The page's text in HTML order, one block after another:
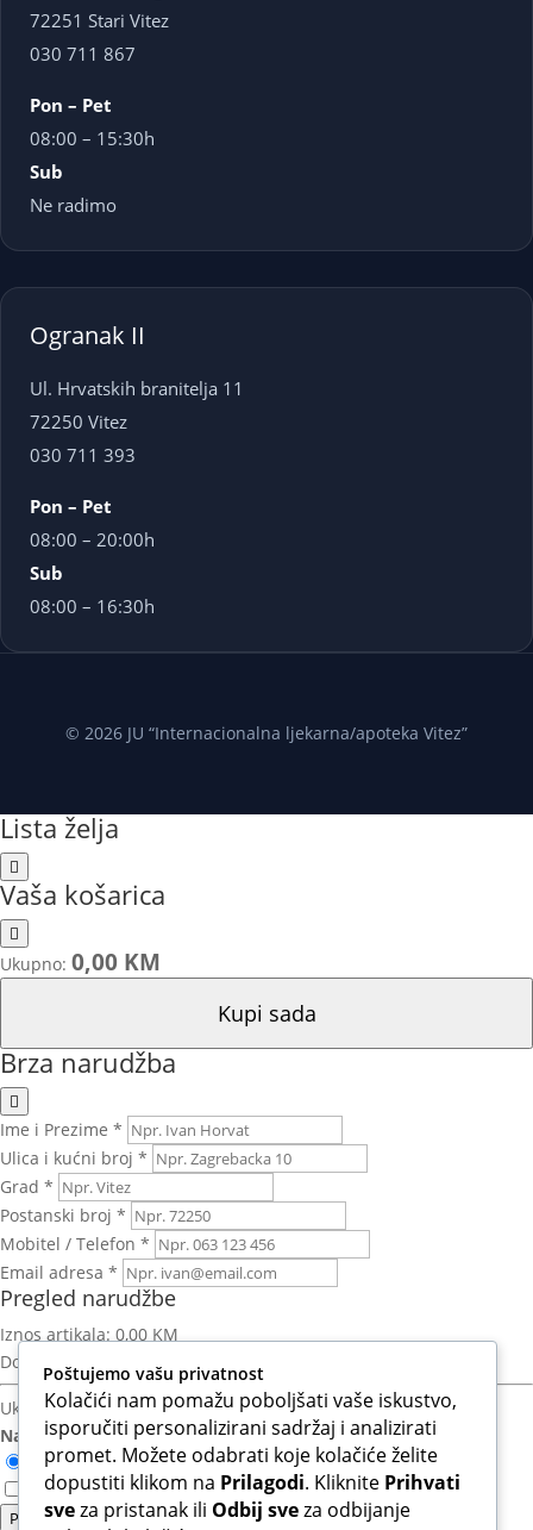
72251 Stari Vitez
030 711 867
Pon – Pet
08:00 – 15:30h
Sub
Ne radimo
Ogranak II
Ul. Hrvatskih branitelja 11
72250 Vitez
030 711 393
Pon – Pet
08:00 – 20:00h
Sub
08:00 – 16:30h
© 2026 JU “Internacionalna ljekarna/apoteka Vitez”
Lista želja
Vaša košarica
Ukupno: 0,00 KM
Kupi sada
Brza narudžba
Ime i Prezime *
Ulica i kućni broj *
Grad *
Postanski broj *
Mobitel / Telefon *
Email adresa *
Pregled narudžbe
Iznos artikala: 0,00 KM
Dostava:
Izračun nakon unosa adrese
Ukupno za platiti: 0,00 KM
Način plaćanja:
Otkupnina (Plaćanje pouzećem)
Slažem se s Uvjetima korištenja i Politikom privatnosti.*
Potvrdi narudzbu
Poštujemo vašu privatnost
Kolačići nam pomažu poboljšati vaše iskustvo,
isporučiti personalizirani sadržaj i analizirati
promet. Možete odabrati koje kolačiće želite
dopustiti klikom na Prilagodi. Kliknite Prihvati
sveza pristanak ili Odbij sveza odbijanje